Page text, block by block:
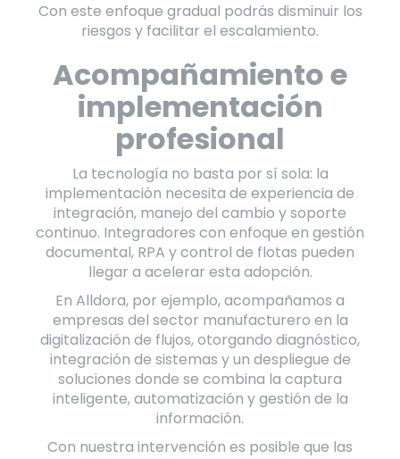
Con este enfoque gradual podrás disminuir los
riesgos y facilitar el escalamiento.
Acompañamiento e
implementación
profesional
La tecnología no basta por sí sola: la
implementación necesita de experiencia de
integración, manejo del cambio y soporte
continuo. Integradores con enfoque en gestión
documental, RPA y control de flotas pueden
llegar a acelerar esta adopción.
En Alldora, por ejemplo, acompañamos a
empresas del sector manufacturero en la
digitalización de flujos, otorgando diagnóstico,
integración de sistemas y un despliegue de
soluciones donde se combina la captura
inteligente, automatización y gestión de la
información.
Con nuestra intervención es posible que las